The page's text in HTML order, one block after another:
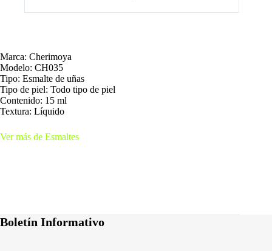
Marca: Cherimoya
Modelo: CH035
Tipo: Esmalte de uñas
Tipo de piel: Todo tipo de piel
Contenido: 15 ml
Textura: Líquido
Ver más de Esmaltes
Boletín Informativo